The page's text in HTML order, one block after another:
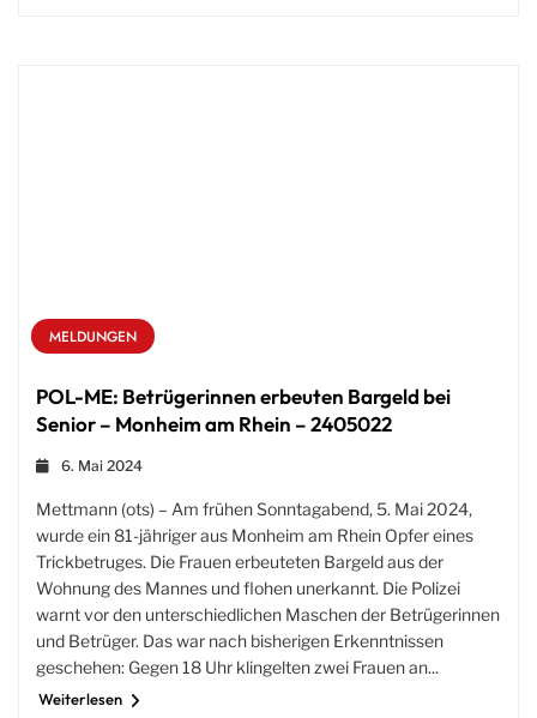
MELDUNGEN
POL-ME: Betrügerinnen erbeuten Bargeld bei
Senior – Monheim am Rhein – 2405022
6. Mai 2024
Mettmann (ots) – Am frühen Sonntagabend, 5. Mai 2024,
wurde ein 81-jähriger aus Monheim am Rhein Opfer eines
Trickbetruges. Die Frauen erbeuteten Bargeld aus der
Wohnung des Mannes und flohen unerkannt. Die Polizei
warnt vor den unterschiedlichen Maschen der Betrügerinnen
und Betrüger. Das war nach bisherigen Erkenntnissen
geschehen: Gegen 18 Uhr klingelten zwei Frauen an...
Weiterlesen